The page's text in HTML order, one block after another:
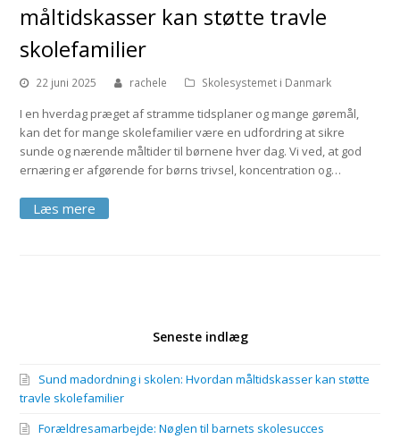
måltidskasser kan støtte travle
skolefamilier
22 juni 2025 rachele Skolesystemet i Danmark
I en hverdag præget af stramme tidsplaner og mange gøremål,
kan det for mange skolefamilier være en udfordring at sikre
sunde og nærende måltider til børnene hver dag. Vi ved, at god
ernæring er afgørende for børns trivsel, koncentration og…
Seneste indlæg
Sund madordning i skolen: Hvordan måltidskasser kan støtte
travle skolefamilier
Forældresamarbejde: Nøglen til barnets skolesucces